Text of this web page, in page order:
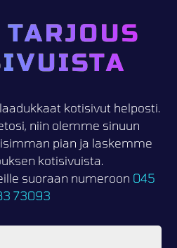
kotisivut helposti.
niin olemme sinuun
pian ja laskemme
kotisivuista.
suoraan numeroon 045
73093